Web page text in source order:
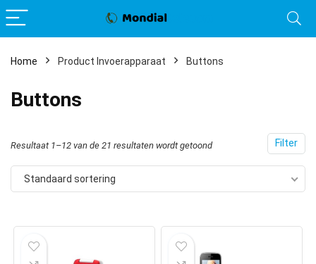
Home Product Invoerapparaat Buttons
Buttons
Filter
Resultaat 1–12 van de 21 resultaten wordt getoond
Standaard sortering